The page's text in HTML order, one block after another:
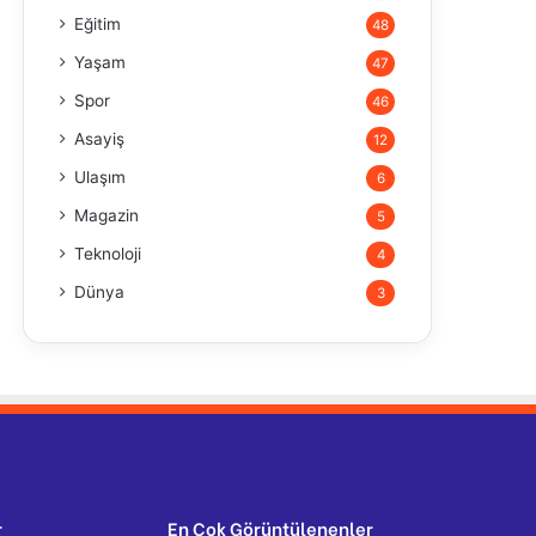
Eğitim 48
Yaşam 47
Spor 46
Asayiş 12
Ulaşım 6
Magazin 5
Teknoloji 4
Dünya 3
En Çok Görüntülenenler